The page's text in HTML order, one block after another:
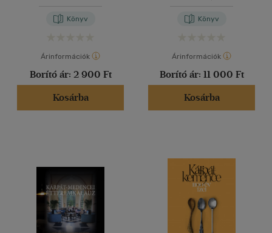
Könyv
Árinformációk
Borító ár: 2 900 Ft
Kosárba
Könyv
Árinformációk
Borító ár: 11 000 Ft
Kosárba